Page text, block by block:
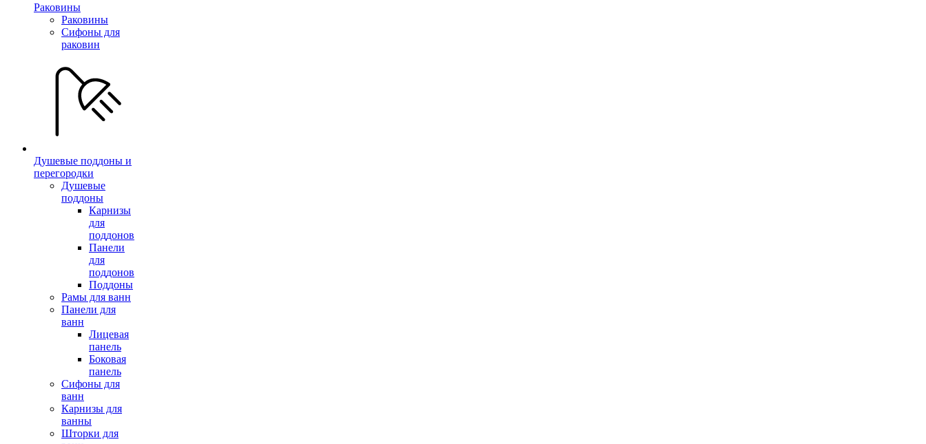
Раковины
Раковины
Сифоны для
раковин
Душевые поддоны и
перегородки
Душевые
поддоны
Карнизы
для
поддонов
Панели
для
поддонов
Поддоны
Рамы для ванн
Панели для
ванн
Лицевая
панель
Боковая
панель
Сифоны для
ванн
Карнизы для
ванны
Шторки для